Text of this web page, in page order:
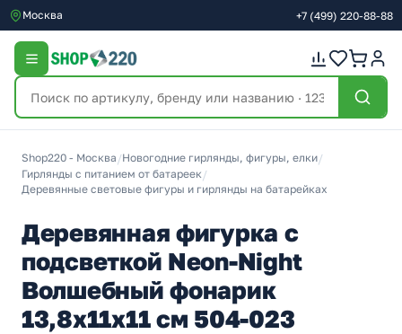
Москва +7 (499) 220-88-88
Shop220 - Москва /Новогодние гирлянды, фигуры, елки/
Гирлянды с питанием от батареек/
Деревянные световые фигуры и гирлянды на батарейках
Деревянная фигурка с
подсветкой Neon-Night
Волшебный фонарик
13,8x11x11 см 504-023